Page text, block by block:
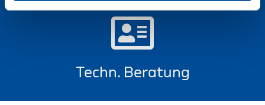
Techn. Beratung